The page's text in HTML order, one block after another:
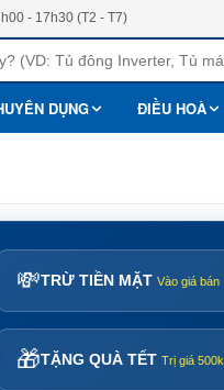
- 17h30 (T2 - T7)
DỤNG ĐIỀU HOÀ
💸TRỪ TIỀN MẶT Vào giá bán
🎁TẶNG QUÀ TẾT Trị giá 500k